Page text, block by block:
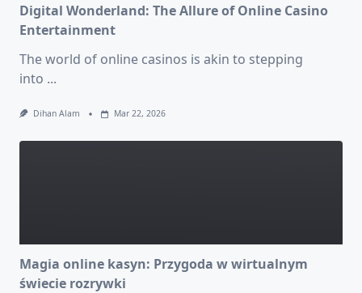
Digital Wonderland: The Allure of Online Casino
Entertainment
The world of online casinos is akin to stepping
into ...
Dihan Alam Mar 22, 2026
Magia online kasyn: Przygoda w wirtualnym
świecie rozrywki